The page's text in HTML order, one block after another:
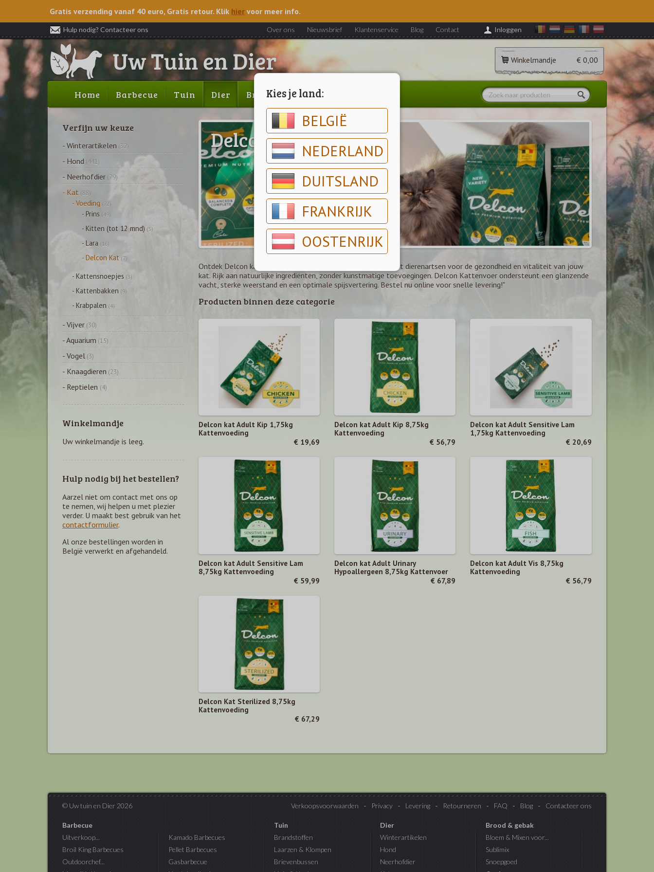
Kies je land:
BELGIË
NEDERLAND
DUITSLAND
FRANKRIJK
OOSTENRIJK
Gratis verzending vanaf 40 euro, Gratis retour. Klik hier voor meer info.
Hulp nodig? Contacteer ons Over ons Nieuwsbrief Klantenservice Blog Contact Inloggen
Winkelmandje € 0,00
Home Barbecue Tuin Dier Brood & gebak
Delcon Kat
Ontdek Delcon kattenvoer – premium voeding ontwikkeld met dierenartsen voor de gezondheid en vitaliteit van jouw
kat. Rijk aan natuurlijke ingrediënten, zonder kunstmatige toevoegingen. Delcon Kattenvoer ondersteunt een glanzende
vacht, sterke weerstand en een optimale spijsvertering. Bestel nu online voor snelle levering!"
Producten binnen deze categorie
Delcon kat Adult Kip 1,75kg
Kattenvoeding
€ 19,69
Delcon kat Adult Kip 8,75kg
Kattenvoeding
€ 56,79
Delcon kat Adult Sensitive Lam
1,75kg Kattenvoeding
€ 20,69
Delcon kat Adult Sensitive Lam
8,75kg Kattenvoeding
€ 59,99
Delcon kat Adult Urinary
Hypoallergeen 8,75kg Kattenvoer
€ 67,89
Delcon kat Adult Vis 8,75kg
Kattenvoeding
€ 56,79
Delcon Kat Sterilized 8,75kg
Kattenvoeding
€ 67,29
Verfijn uw keuze
- Winterartikelen (32)
- Hond (441)
- Neerhofdier (79)
- Kat (88)
- Voeding (72)
- Prins (49)
- Kitten (tot 12 mnd) (5)
- Lara (16)
- Delcon Kat (7)
- Kattensnoepjes (3)
- Kattenbakken (9)
- Krabpalen (4)
- Vijver (30)
- Aquarium (15)
- Vogel (3)
- Knaagdieren (23)
- Reptielen (4)
Winkelmandje
Uw winkelmandje is leeg.
Hulp nodig bij het bestellen?
Aarzel niet om contact met ons op
te nemen, wij helpen u met plezier
verder. U maakt best gebruik van het
contactformulier.
Al onze bestellingen worden in
België verwerkt en afgehandeld.
© Uw tuin en Dier 2026 Verkoopsvoorwaarden Privacy Levering Retourneren FAQ Blog Contacteer ons
Barbecue
Uitverkoop...
Broil King Barbecues
Outdoorchef...
Kamado Barbecues
Pellet Barbecues
Gasbarbecue
Tuin
Brandstoffen
Laarzen & Klompen
Brievenbussen
Dier
Winterartikelen
Hond
Neerhofdier
Brood & gebak
Bloem & Mixen voor...
Sublimix
Snoepgoed